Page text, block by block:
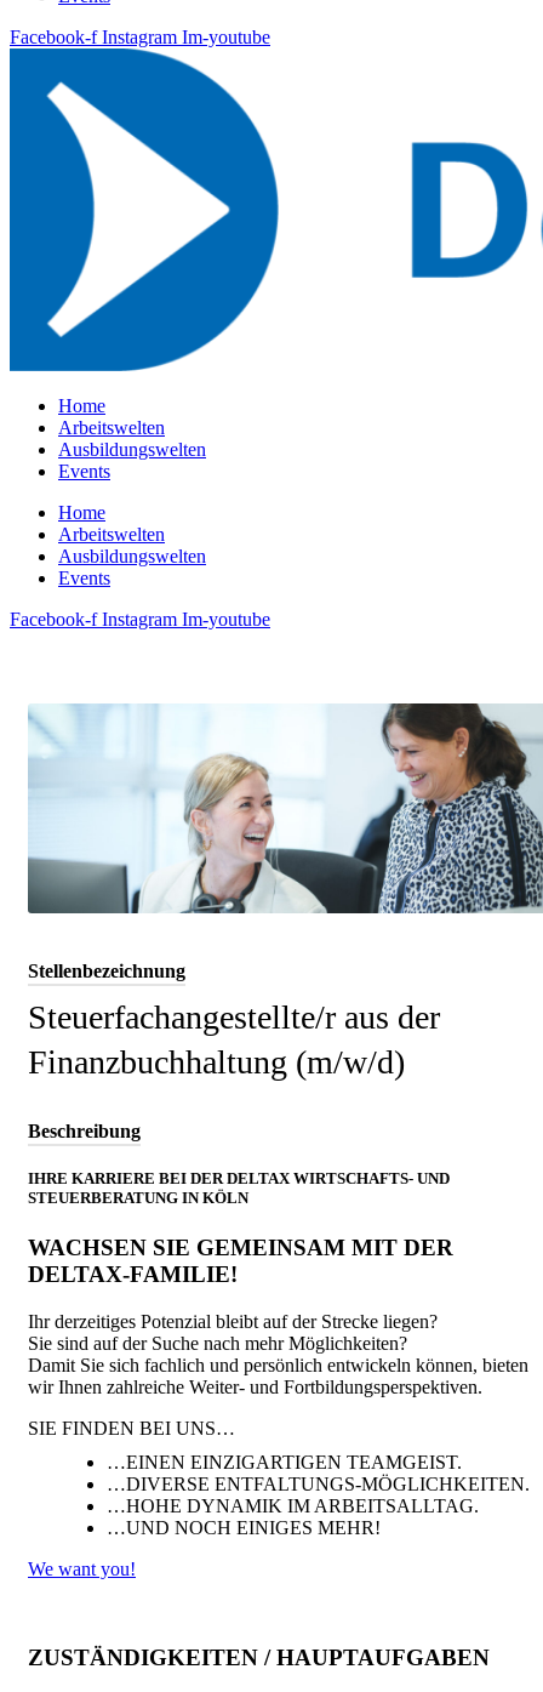
Facebook-f Instagram Im-youtube
Home
Arbeitswelten
Ausbildungswelten
Events
Home
Arbeitswelten
Ausbildungswelten
Events
Facebook-f Instagram Im-youtube
Stellenbezeichnung
Steuerfachangestellte/r aus der
Finanzbuchhaltung (m/w/d)
Beschreibung
IHRE KARRIERE BEI DER DELTAX WIRTSCHAFTS- UND
STEUERBERATUNG IN KÖLN
WACHSEN SIE GEMEINSAM MIT DER
DELTAX-FAMILIE!
Ihr derzeitiges Potenzial bleibt auf der Strecke liegen?
Sie sind auf der Suche nach mehr Möglichkeiten?
Damit Sie sich fachlich und persönlich entwickeln können, bieten
wir Ihnen zahlreiche Weiter- und Fortbildungsperspektiven.
SIE FINDEN BEI UNS…
…EINEN EINZIGARTIGEN TEAMGEIST.
…DIVERSE ENTFALTUNGS-MÖGLICHKEITEN.
…HOHE DYNAMIK IM ARBEITSALLTAG.
…UND NOCH EINIGES MEHR!
We want you!
ZUSTÄNDIGKEITEN / HAUPTAUFGABEN